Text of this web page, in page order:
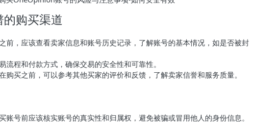
购买渠道
前，应该查看卖家信息和账号历史记录，了解账号的基本情况，如是否被封
流程和付款方式，确保交易的安全性和可靠性。
购买之前，可以参考其他买家的评价和反馈，了解卖家信誉和服务质量。
账号前应该核实账号的真实性和归属权，避免被骗或冒用他人的身份信息。